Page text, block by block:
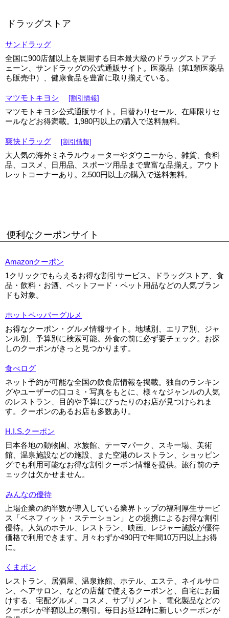
ドラッグストア
サンドラッグ
全国に900店舗以上を展開する日本最大級のドラッグストアチ
ェーン、サンドラッグの公式通販サイト。医薬品（第1類医薬品
も販売中）、健康食品を豊富に取り揃えている。
マツモトキヨシ [割引情報]
マツモトキヨシ公式通販サイト。日替わりセール、在庫限りセ
ールなどお得満載。1,980円以上の購入で送料無料。
爽快ドラッグ [割引情報]
大人気の海外ミネラルウォーターやダウニーから、雑貨、食料
品、コスメ、日用品、スポーツ用品まで豊富な品揃え。アウト
レットコーナーあり。2,500円以上の購入で送料無料。
便利なクーポンサイト
Amazonクーポン
1クリックでもらえるお得な割引サービス。ドラッグストア、食
品・飲料・お酒、ペットフード・ペット用品などの人気ブラン
ドも対象。
ホットペッパーグルメ
お得なクーポン・グルメ情報サイト。地域別、エリア別、ジャ
ンル別、予算別に検索可能。外食の前に必ず要チェック。お探
しのクーポンがきっと見つかります。
食べログ
ネット予約が可能な全国の飲食店情報を掲載。独自のランキン
グやユーザーの口コミ・写真をもとに、様々なジャンルの人気
のレストラン、目的や予算にぴったりのお店が見つけられま
す。クーポンのあるお店も多数あり。
H.I.S.クーポン
日本各地の動物園、水族館、テーマパーク、スキー場、美術
館、温泉施設などの施設、また空港のレストラン、ショッピン
グでも利用可能なお得な割引クーポン情報を提供。旅行前のチ
ェックは欠かせません。
みんなの優待
上場企業の約半数が導入している業界トップの福利厚生サービ
ス「ベネフィット・ステーション」との提携によるお得な割引
優待。人気のホテル、レストラン、映画、レジャー施設が優待
価格で利用できます。月々わずか490円で年間10万円以上お得
に。
くまポン
レストラン、居酒屋、温泉旅館、ホテル、エステ、ネイルサロ
ン、ヘアサロン、などの店舗で使えるクーポンと、自宅にお届
けする、宅配グルメ、コスメ、サプリメント、電化製品などの
クーポンが半額以上の割引。毎日お昼12時に新しいクーポンが